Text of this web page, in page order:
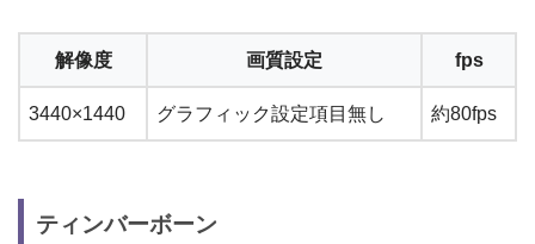
解像度 画質設定 fps
3440×1440 グラフィック設定項目無し 約80fps
ティンバーボーン